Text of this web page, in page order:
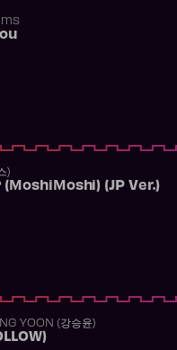
)
(MoshiMoshi) (JP Ver.)
YOON (강승윤)